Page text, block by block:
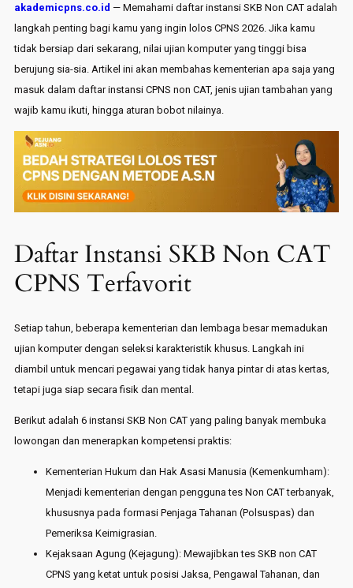
akademicpns.co.id — Memahami daftar instansi SKB Non CAT adalah
langkah penting bagi kamu yang ingin lolos CPNS 2026. Jika kamu
tidak bersiap dari sekarang, nilai ujian komputer yang tinggi bisa
berujung sia-sia. Artikel ini akan membahas kementerian apa saja yang
masuk dalam daftar instansi CPNS non CAT, jenis ujian tambahan yang
wajib kamu ikuti, hingga aturan bobot nilainya.
Daftar Instansi SKB Non CAT
CPNS Terfavorit
Setiap tahun, beberapa kementerian dan lembaga besar memadukan
ujian komputer dengan seleksi karakteristik khusus. Langkah ini
diambil untuk mencari pegawai yang tidak hanya pintar di atas kertas,
tetapi juga siap secara fisik dan mental.
Berikut adalah 6 instansi SKB Non CAT yang paling banyak membuka
lowongan dan menerapkan kompetensi praktis:
Kementerian Hukum dan Hak Asasi Manusia (Kemenkumham):
Menjadi kementerian dengan pengguna tes Non CAT terbanyak,
khususnya pada formasi Penjaga Tahanan (Polsuspas) dan
Pemeriksa Keimigrasian.
Kejaksaan Agung (Kejagung): Mewajibkan tes SKB non CAT
CPNS yang ketat untuk posisi Jaksa, Pengawal Tahanan, dan